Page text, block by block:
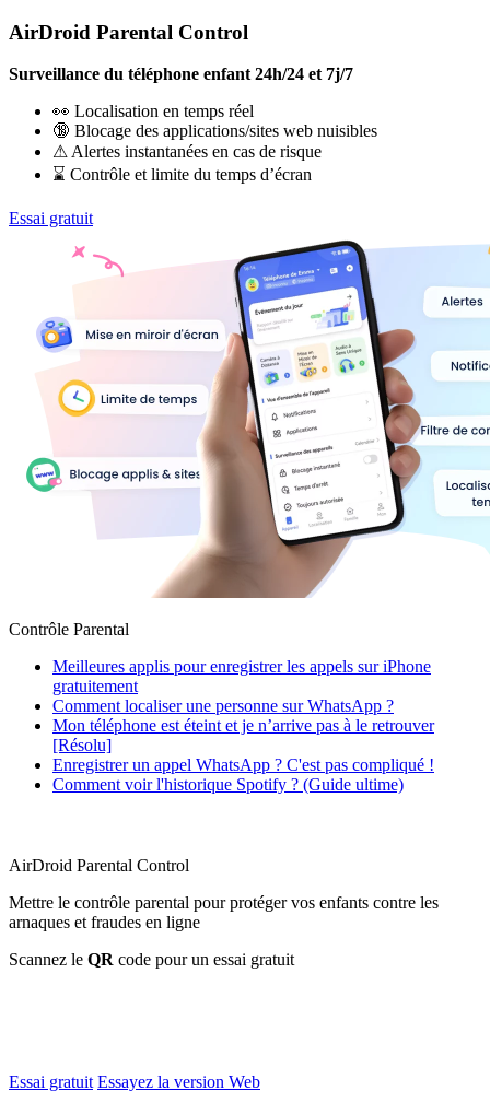
AirDroid Parental Control
Surveillance du téléphone enfant 24h/24 et 7j/7
👀 Localisation en temps réel
🔞 Blocage des applications/sites web nuisibles
⚠ Alertes instantanées en cas de risque
⌛ Contrôle et limite du temps d’écran
Essai gratuit
Contrôle Parental
Meilleures applis pour enregistrer les appels sur iPhone
gratuitement
Comment localiser une personne sur WhatsApp ?
Mon téléphone est éteint et je n’arrive pas à le retrouver
[Résolu]
Enregistrer un appel WhatsApp ? C'est pas compliqué !
Comment voir l'historique Spotify ? (Guide ultime)
AirDroid Parental Control
Mettre le contrôle parental pour protéger vos enfants contre les
arnaques et fraudes en ligne
Scannez le QR code pour un essai gratuit
Essai gratuit Essayez la version Web